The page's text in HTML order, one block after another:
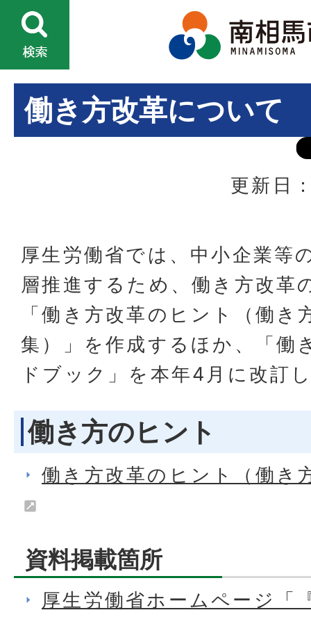
働き方改革について
更新日
厚生労働省では、中小企業等
層推進するため、働き方改革
「働き方改革のヒント（働き
集）」を作成するほか、「働
ドブック」を本年4月に改訂
働き方のヒント
働き方改革のヒント（働き
資料掲載箇所
厚生労働省ホームページ「